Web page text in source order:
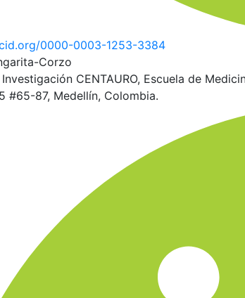
0000-0003-1253-3384
Corzo
CENTAURO, Escuela de
#65-87, Medellín, Colombia.